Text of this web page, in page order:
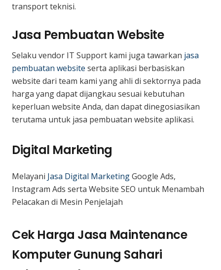
transport teknisi.
Jasa Pembuatan Website
Selaku vendor IT Support kami juga tawarkan jasa
pembuatan website serta aplikasi berbasiskan
website dari team kami yang ahli di sektornya pada
harga yang dapat dijangkau sesuai kebutuhan
keperluan website Anda, dan dapat dinegosiasikan
terutama untuk jasa pembuatan website aplikasi.
Digital Marketing
Melayani Jasa Digital MarketingGoogle Ads,
Instagram Ads serta Website SEO untuk Menambah
Pelacakan di Mesin Penjelajah
Cek Harga Jasa Maintenance
Komputer Gunung Sahari